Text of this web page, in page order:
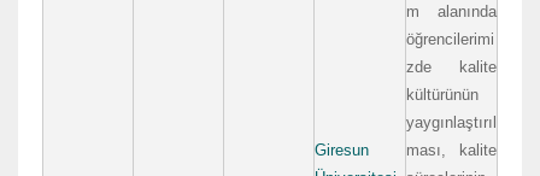
Giresun
m alanında
öğrencilerimi
zde kalite
kültürünün
yaygınlaştırıl
ması, kalite